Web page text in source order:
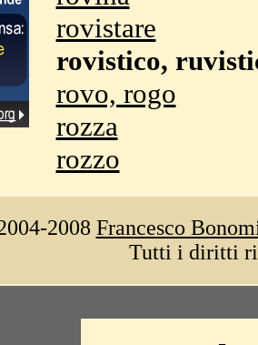
rovistare
rovistico,
rovo, rogo
rozza
rozzo
2008 Francesco
Tutti i diritti